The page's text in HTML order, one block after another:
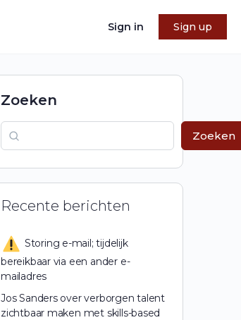
Sign in Sign up
Zoeken
Zoeken
Recente berichten
Storing e-mail; tijdelijk
bereikbaar via een ander e-
mailadres
Jos Sanders over verborgen talent
zichtbaar maken met skills-based